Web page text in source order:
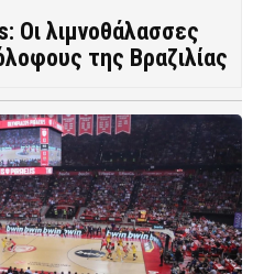
Οι λιμνοθάλασσες
της Βραζιλίας